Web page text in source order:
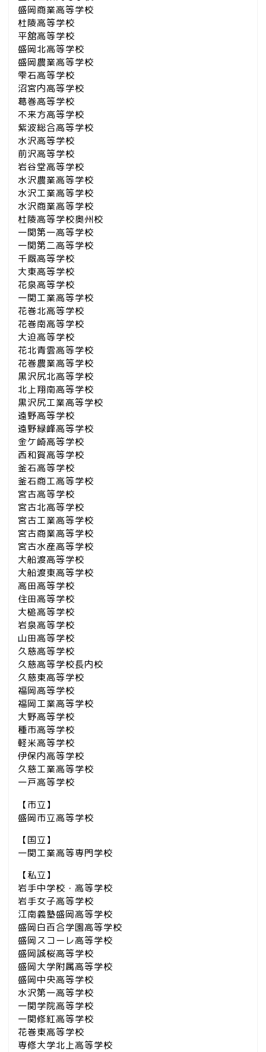
盛岡商業高等学校
杜陵高等学校
平舘高等学校
盛岡北高等学校
盛岡農業高等学校
雫石高等学校
沼宮内高等学校
葛巻高等学校
不来方高等学校
紫波総合高等学校
水沢高等学校
前沢高等学校
岩谷堂高等学校
水沢農業高等学校
水沢工業高等学校
水沢商業高等学校
杜陵高等学校奥州校
一関第一高等学校
一関第二高等学校
千厩高等学校
大東高等学校
花泉高等学校
一関工業高等学校
花巻北高等学校
花巻南高等学校
大迫高等学校
花北青雲高等学校
花巻農業高等学校
黒沢尻北高等学校
北上翔南高等学校
黒沢尻工業高等学校
遠野高等学校
遠野緑峰高等学校
金ケ崎高等学校
西和賀高等学校
釜石高等学校
釜石商工高等学校
宮古高等学校
宮古北高等学校
宮古工業高等学校
宮古商業高等学校
宮古水産高等学校
大船渡高等学校
大船渡東高等学校
高田高等学校
住田高等学校
大槌高等学校
岩泉高等学校
山田高等学校
久慈高等学校
久慈高等学校長内校
久慈東高等学校
福岡高等学校
福岡工業高等学校
大野高等学校
種市高等学校
軽米高等学校
伊保内高等学校
久慈工業高等学校
一戸高等学校
【市立】
盛岡市立高等学校
【国立】
一関工業高等専門学校
【私立】
岩手中学校・高等学校
岩手女子高等学校
江南義塾盛岡高等学校
盛岡白百合学園高等学校
盛岡スコーレ高等学校
盛岡誠桜高等学校
盛岡大学附属高等学校
盛岡中央高等学校
水沢第一高等学校
一関学院高等学校
一関修紅高等学校
花巻東高等学校
専修大学北上高等学校